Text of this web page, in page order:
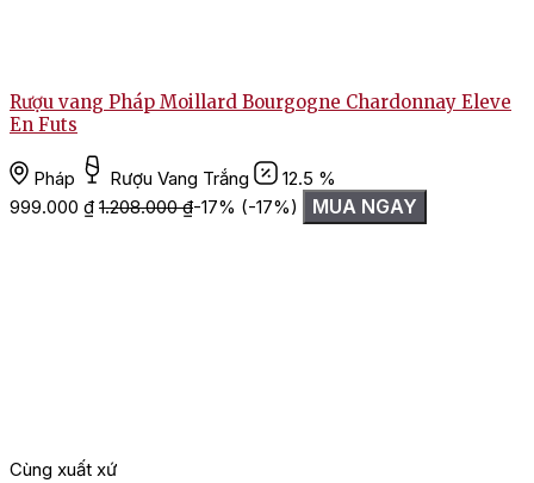
Rượu vang Pháp Moillard Bourgogne Chardonnay Eleve
En Futs
Pháp Rượu Vang Trắng
12.5 %
999.000 ₫ 1.208.000₫-17% (-17%) MUA NGAY
Cùng xuất xứ